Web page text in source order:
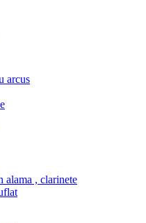
arcus
alama , clarinete